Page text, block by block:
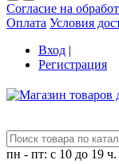
Согласие на
Оплата Условия
Вход |
Регистрация
пн - пт: с 10 до 19 ч.